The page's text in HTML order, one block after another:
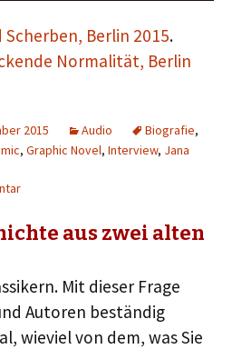
Scherben, Berlin 2015.
Normalität, Berlin
2015 Audio Biografie,
, Graphic Novel, Interview, Jana
aus zwei alten
Mit dieser Frage
Autoren beständig
wieviel von dem, was Sie